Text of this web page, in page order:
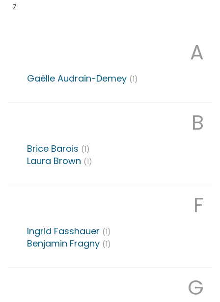
Z
A
Gaëlle Audrain-Demey (1)
B
Brice Barois (1)
Laura Brown (1)
F
Ingrid Fasshauer (1)
Benjamin Fragny (1)
G